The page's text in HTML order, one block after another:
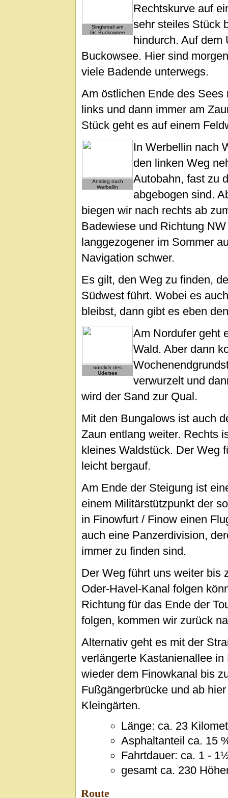
Singletrail am
Gr. Buckowsee
Rechtskurve auf
sehr steiles Stück
hindurch. Auf
Buckowsee. Hier sind
viele Badende unterwegs.
Am östlichen Ende des
links und dann immer am
Stück geht es auf einem
Anstieg nach
Werbellin
In Werbellin nach
den linken Weg
Autobahn, fast zu
abgebogen sind.
biegen wir nach rechts ab
Badewiese und Richtung
langgezogener im Sommer
Navigation schwer.
Es gilt, den Weg zu finden,
Südwest führt. Wobei es
bleibst, dann gibt es eben
nördlich des
Üdersee
Am Nordufer geht
Wald. Aber dann
verwurzelt und
wird der Sand zur Qual.
Mit den Bungalows ist auch
Zaun entlang weiter. Rechts
kleines Waldstück. Der Weg
leicht bergauf.
Am Ende der Steigung ist
einem Militärstützpunkt der
in Finowfurt / Finow einen
auch eine Panzerdivision,
immer zu finden sind.
Der Weg führt uns weiter bis
Oder-Havel-Kanal folgen
Richtung für das Ende der
folgen, kommen wir zurück
Alternativ geht es mit der
verlängerte Kastanienallee
wieder dem Finowkanal bis
Fußgängerbrücke und ab
Kleingärten.
Länge: ca. 23
Asphaltanteil ca. 15
Fahrtdauer: ca. 1 -
gesamt ca. 230
Route